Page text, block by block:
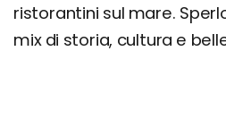
ristorantini sul mare.
mix di storia, cultura e